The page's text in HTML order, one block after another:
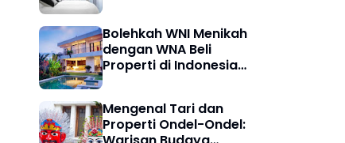
Bolehkah WNI Menikah
dengan WNA Beli
Properti di Indonesia?
Mengenal Tari dan
Properti Ondel-Ondel: